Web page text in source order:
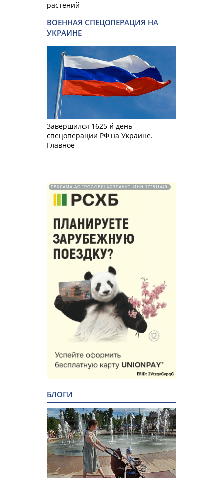
растений
ВОЕННАЯ СПЕЦОПЕРАЦИЯ НА
УКРАИНЕ
Завершился 1625-й день
спецоперации РФ на Украине.
Главное
РЕКЛАМА АО "РОССЕЛЬХОЗБАНК". ИНН 772511448.
БЛОГИ